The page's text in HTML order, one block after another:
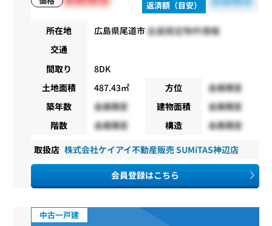
返済額（目安）
所在地 広島県尾道市会員限定物件情報
交通
間取り
8DK
土地面積
487.43㎡ 方位
会員限定
築年数
会員限定 建物面積
会員限定
階数
会員限定 構造 会員限定
取扱店 株式会社ケイアイ不動産販売 SUMiTAS神辺店
会員登録はこちら
中古一戸建